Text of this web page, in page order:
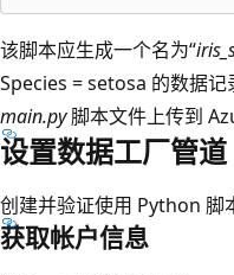
该脚本应生成一个名为“
Species = setosa 的数据
main.py脚本文件上传到
设置数据工厂管道
创建并验证使用 Python 脚
获取帐户信息